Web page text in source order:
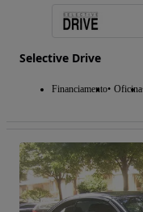
Selective Drive
Financiamento Oficina